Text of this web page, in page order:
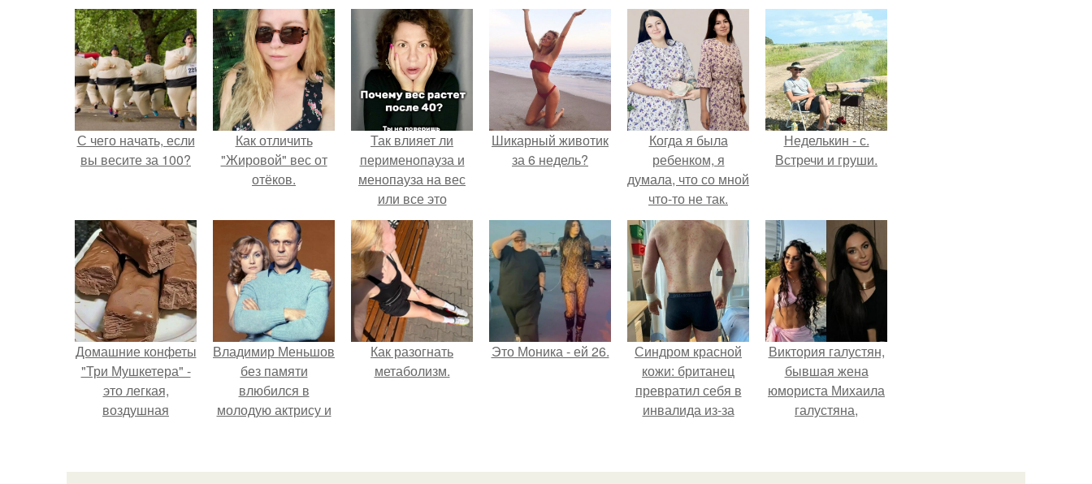
С чего начать, если
вы весите за 100?
Как отличить
"Жировой" вес от
отёков.
Так влияет ли
перименопауза и
менопауза на вес
или все это
ерунда?
Шикарный животик
за 6 недель?
Когда я была
ребенком, я
думала, что со мной
что-то не так.
Неделькин - с.
Встречи и груши.
Домашние конфеты
"Три Мушкетера" -
это легкая,
воздушная
молочным
Владимир Меньшов
без памяти
влюбился в
молодую актрису и
неё.
Как разогнать
метаболизм.
Это Моника - ей 26.
Синдром красной
кожи: британец
превратил себя в
инвалида из-за
мази.
Виктория галустян,
бывшая жена
юмориста Михаила
галустяна,
последствиях